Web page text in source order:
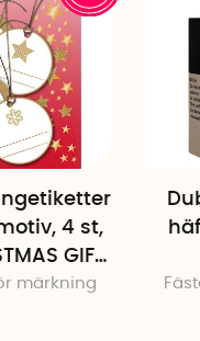
4 st,
GIFT
Ø 5 cm
märkning